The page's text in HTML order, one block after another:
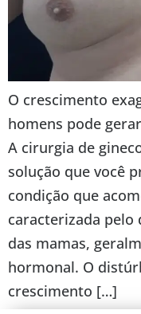
O crescimento
homens pode
A cirurgia de
solução que você
condição que
caracterizada pelo
das mamas,
hormonal. O
crescimento […]